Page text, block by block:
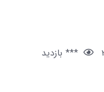
*** بازدید